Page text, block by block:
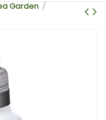
Garden